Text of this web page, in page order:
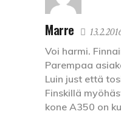
Marre
Voi harmi.
Parempaa
Luin just että
Finskillä
kone A350 on